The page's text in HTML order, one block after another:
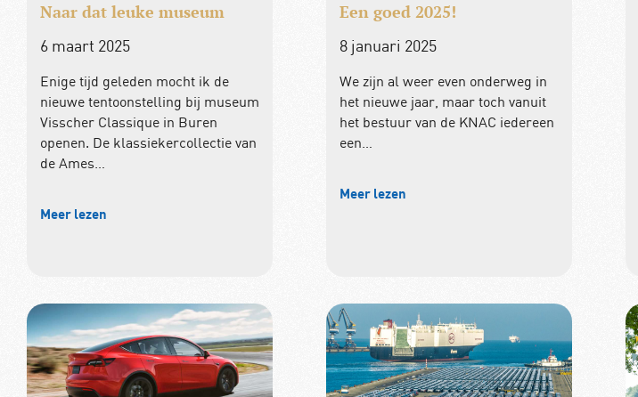
Naar dat leuke museum
6 maart 2025
Enige tijd geleden mocht ik de
nieuwe tentoonstelling bij museum
Visscher Classique in Buren
openen. De klassiekercollectie van
de Ames…
Meer lezen
Een goed 2025!
8 januari 2025
We zijn al weer even onderweg in
het nieuwe jaar, maar toch vanuit
het bestuur van de KNAC iedereen
een…
Meer lezen